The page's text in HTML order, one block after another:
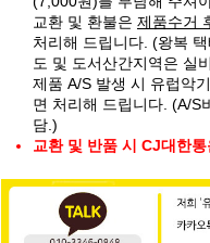
교환 및 환불은 제품수거
처리해 드립니다. (왕복
도 및 도서산간지역은 실
제품 A/S 발생 시 유럽악
면 처리해 드립니다. (A/S
담.)
교환 및 반품 시 CJ대한